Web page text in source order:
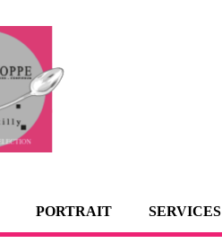
PORTRAIT SERVICES